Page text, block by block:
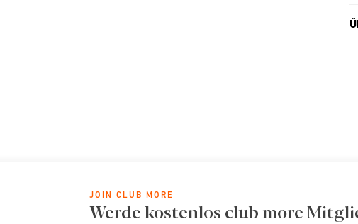
JOIN CLUB MORE
Werde kostenlos club more